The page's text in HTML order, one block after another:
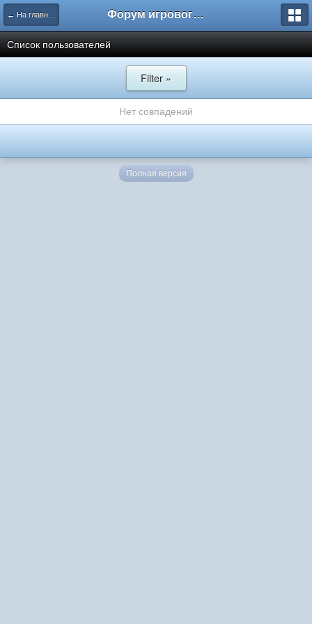
← На главную Форум игрового проекта Riverrise
Список пользователей
Filter »
Нет совпадений
Полная версия